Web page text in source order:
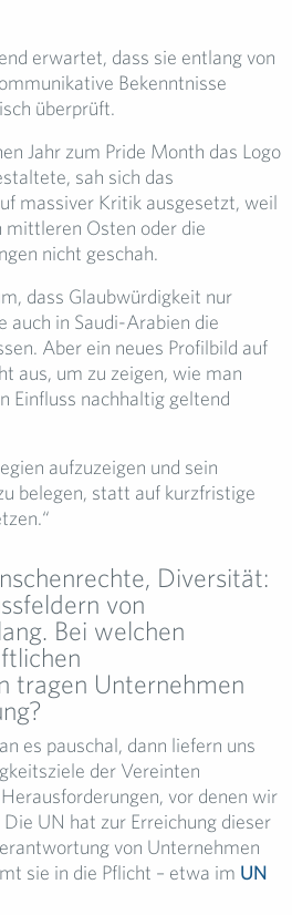
erwartet, dass sie entlang von
Bekenntnisse
überprüft.
Jahr zum Pride Month das Logo
sah sich das
massiver Kritik ausgesetzt, weil
mittleren Osten oder die
nicht geschah.
dass Glaubwürdigkeit nur
auch in Saudi-Arabien die
Aber ein neues Profilbild auf
aus, um zu zeigen, wie man
Einfluss nachhaltig geltend
aufzuzeigen und sein
belegen, statt auf kurzfristige
Diversität:
von
Bei welchen
tragen Unternehmen
es pauschal, dann liefern uns
der Vereinten
vor denen wir
UN hat zur Erreichung dieser
von Unternehmen
sie in die Pflicht – etwa im UN